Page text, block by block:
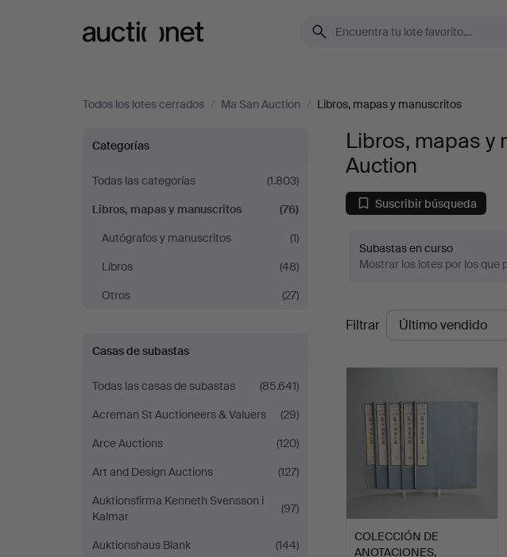
Todos los lotes cerrados / Ma San Auction / Libros, mapas y manuscritos
Libros,
mapas
y
manuscritos
en
San
Auction
Categorías
Todas las categorías
(1.803)
Libros, mapas y manuscritos
(76)
Autógrafos y manuscritos
(1)
Libros
(48)
Otros
(27)
Casas de subastas
Todas las casas de subastas
(85.641)
Acreman St Auctioneers & Valuers
(29)
Arce Auctions
(120)
Art and Design Auctions
(127)
Auktionsfirma Kenneth Svensson i
Kalmar
(97)
Auktionshaus Blank
(144)
Libros, mapas y
Auction
Suscribir búsqueda
Subastas en curso
Mostrar los lotes por los que
Precios
de
remate
Filtrar
COLECCIÓN DE
ANOTACIONES,